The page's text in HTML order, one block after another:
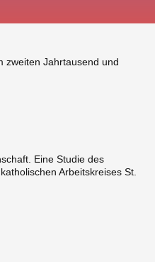
zweiten Jahrtausend und
Eine Studie des
Arbeitskreises St.